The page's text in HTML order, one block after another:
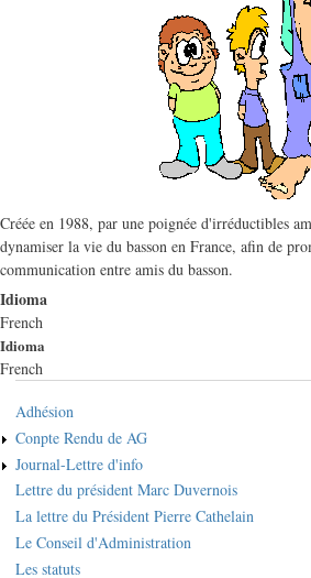
Créée en 1988, par une poignée d'irréductibles
dynamiser la vie du basson en France, afin de
communication entre amis du basson.
Idioma
French
Idioma
French
Adhésion
Conpte Rendu de AG
Journal-Lettre d'info
Lettre du président Marc Duvernois
La lettre du Président Pierre Cathelain
Le Conseil d'Administration
Les statuts